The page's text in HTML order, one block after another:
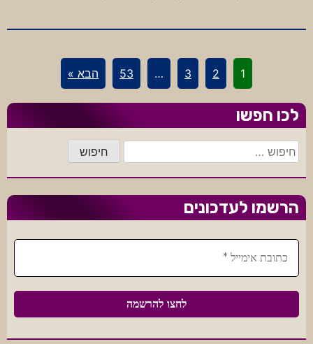
1
2
3
…
53 הבא »
לכו חפשו
חיפוש:
הרשמו לעדכונים